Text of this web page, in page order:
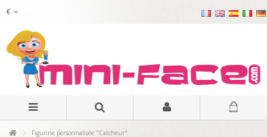
€
Figurine personnalisée "Catcheur"